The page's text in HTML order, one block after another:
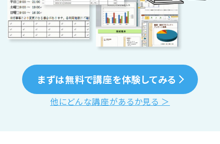
まずは無料で講座を体験してみる
他にどんな講座があるか見る ＞